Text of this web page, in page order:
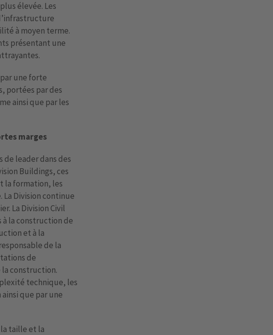
élevée. Les
à moyen terme.
présentant une
une forte
portées par des
ainsi que par les
marges
de leader dans des
Buildings, ces
la formation, les
Division continue
La Division Civil
à la construction de
et à la
de la
de
construction.
technique, les
que par une
taille et la